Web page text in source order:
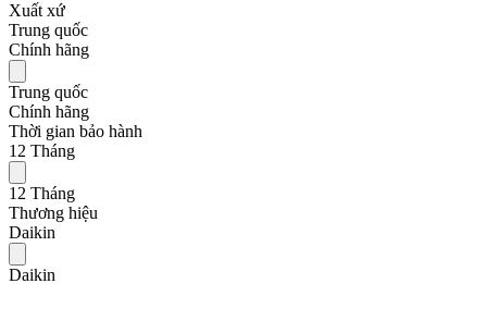
Xuất xứ
Trung quốc
Chính hãng
Trung quốc
Chính hãng
Thời gian bảo hành
12 Tháng
12 Tháng
Thương hiệu
Daikin
Daikin